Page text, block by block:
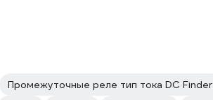
Промежуточные реле тип тока DC Finder